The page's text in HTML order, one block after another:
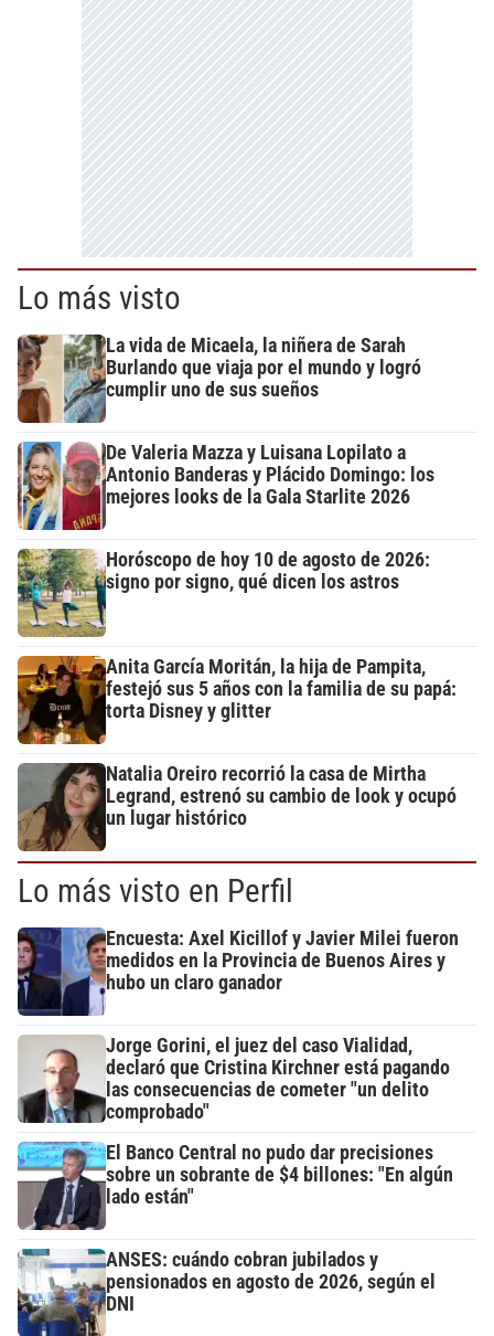
Lo más visto
La vida de Micaela, la niñera de Sarah
Burlando que viaja por el mundo y logró
cumplir uno de sus sueños
De Valeria Mazza y Luisana Lopilato a
Antonio Banderas y Plácido Domingo: los
mejores looks de la Gala Starlite 2026
Horóscopo de hoy 10 de agosto de 2026:
signo por signo, qué dicen los astros
Anita García Moritán, la hija de Pampita,
festejó sus 5 años con la familia de su papá:
torta Disney y glitter
Natalia Oreiro recorrió la casa de Mirtha
Legrand, estrenó su cambio de look y ocupó
un lugar histórico
Lo más visto en Perfil
Encuesta: Axel Kicillof y Javier Milei fueron
medidos en la Provincia de Buenos Aires y
hubo un claro ganador
Jorge Gorini, el juez del caso Vialidad,
declaró que Cristina Kirchner está pagando
las consecuencias de cometer "un delito
comprobado"
El Banco Central no pudo dar precisiones
sobre un sobrante de $4 billones: "En algún
lado están"
ANSES: cuándo cobran jubilados y
pensionados en agosto de 2026, según el
DNI